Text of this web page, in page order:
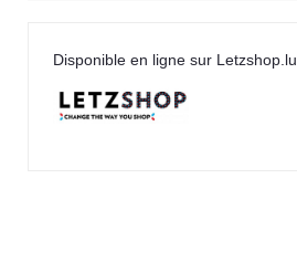
Disponible en ligne sur Letzshop.lu